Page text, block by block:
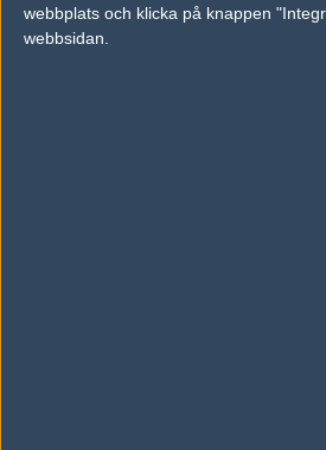
webbplats och klicka på knappen
webbsidan.#2